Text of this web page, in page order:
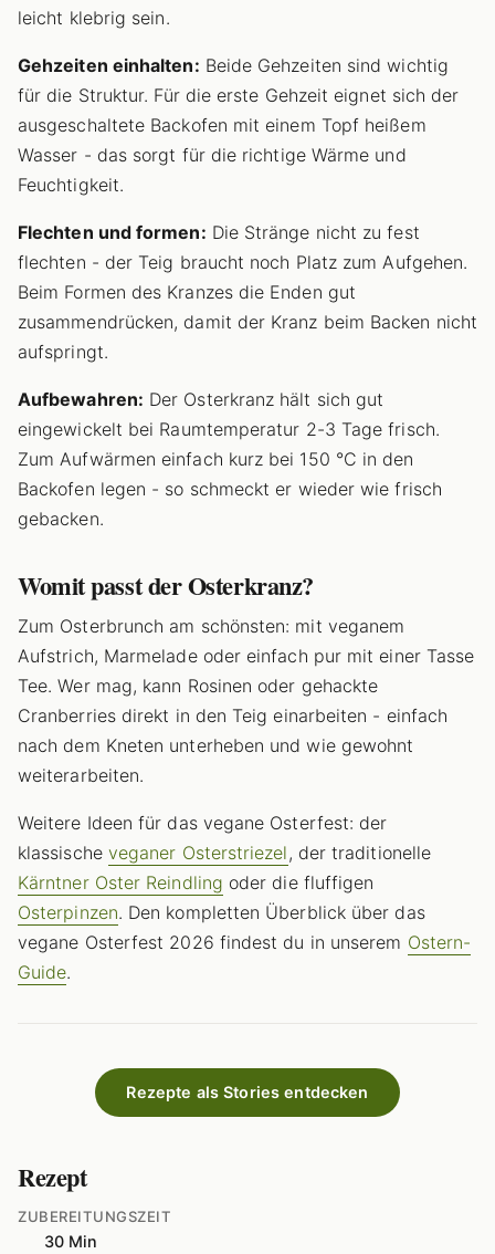
leicht klebrig sein.
Gehzeiten einhalten: Beide Gehzeiten sind wichtig
für die Struktur. Für die erste Gehzeit eignet sich der
ausgeschaltete Backofen mit einem Topf heißem
Wasser - das sorgt für die richtige Wärme und
Feuchtigkeit.
Flechten und formen: Die Stränge nicht zu fest
flechten - der Teig braucht noch Platz zum Aufgehen.
Beim Formen des Kranzes die Enden gut
zusammendrücken, damit der Kranz beim Backen nicht
aufspringt.
Aufbewahren: Der Osterkranz hält sich gut
eingewickelt bei Raumtemperatur 2-3 Tage frisch.
Zum Aufwärmen einfach kurz bei 150 °C in den
Backofen legen - so schmeckt er wieder wie frisch
gebacken.
Womit passt der Osterkranz?
Zum Osterbrunch am schönsten: mit veganem
Aufstrich, Marmelade oder einfach pur mit einer Tasse
Tee. Wer mag, kann Rosinen oder gehackte
Cranberries direkt in den Teig einarbeiten - einfach
nach dem Kneten unterheben und wie gewohnt
weiterarbeiten.
Weitere Ideen für das vegane Osterfest: der
klassische veganer Osterstriezel, der traditionelle
Kärntner Oster Reindling oder die fluffigen
Osterpinzen. Den kompletten Überblick über das
vegane Osterfest 2026 findest du in unserem Ostern-
Guide.
Rezepte als Stories entdecken
Rezept
ZUBEREITUNGSZEIT
30 Min